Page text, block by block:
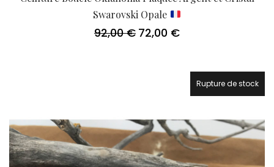
Swarovski Opale
92,00€ Le
72,00 €Le
est :
72,00 €.
21.7%
Rupture de stock